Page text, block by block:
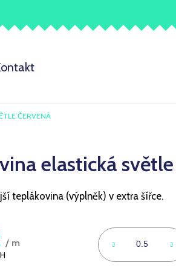
ČERVENÁ
elastická
teplákovina (výplněk) v extra šířce.
/ m